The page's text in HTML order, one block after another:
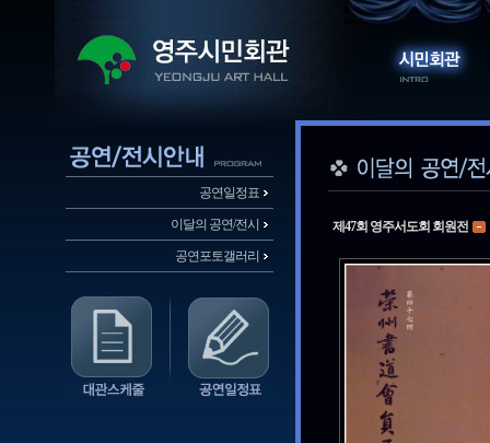
공연일정표
이달의 공연/전시
공연포토갤러리
제47회 영주서도회 회원전